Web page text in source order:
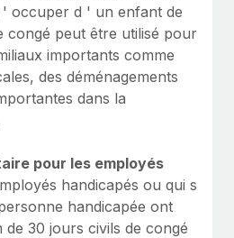
occuper d ' un enfant de
congé peut être utilisé pour
importants comme
des déménagements
dans la
pour les employés
handicapés ou qui s
handicapée ont
30 jours civils de congé